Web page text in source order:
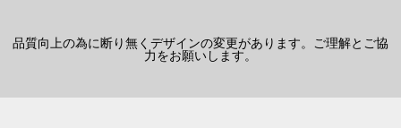
品質向上の為に断り無くデザインの変更があります。ご理解とご協
力をお願いします。